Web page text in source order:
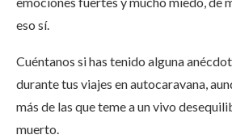
eso sí.
Cuéntanos si has tenido alguna
durante tus viajes en autocaravana,
más de las que teme a un vivo
muerto.